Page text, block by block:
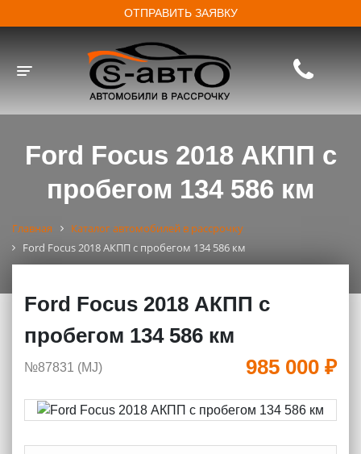
Toggle navigation
ОТПРАВИТЬ ЗАЯВКУ
Ford Focus 2018 АКПП с
пробегом 134 586 км
Главная
Каталог автомобилей в рассрочку
Ford Focus 2018 АКПП с пробегом 134 586 км
Ford Focus 2018 АКПП с
пробегом 134 586 км
№87831 (МJ) 985 000 ₽